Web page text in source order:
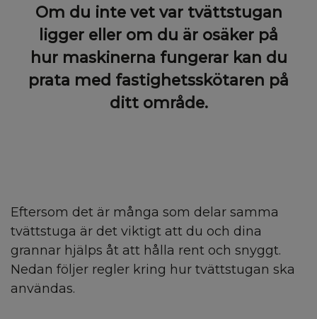
Om du inte vet var tvättstugan
ligger eller om du är osäker på
hur maskinerna fungerar kan du
prata med fastighetsskötaren på
ditt område.
Eftersom det är många som delar samma
tvättstuga är det viktigt att du och dina
grannar hjälps åt att hålla rent och snyggt.
Nedan följer regler kring hur tvättstugan ska
användas.